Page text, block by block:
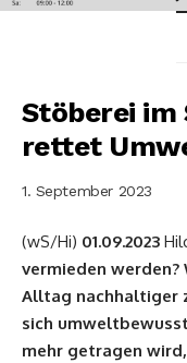
Stöberei im
rettet
1. September 2023
(wS/Hi) 01.09.2023
vermieden
Alltag nachhaltiger
sich
mehr getragen